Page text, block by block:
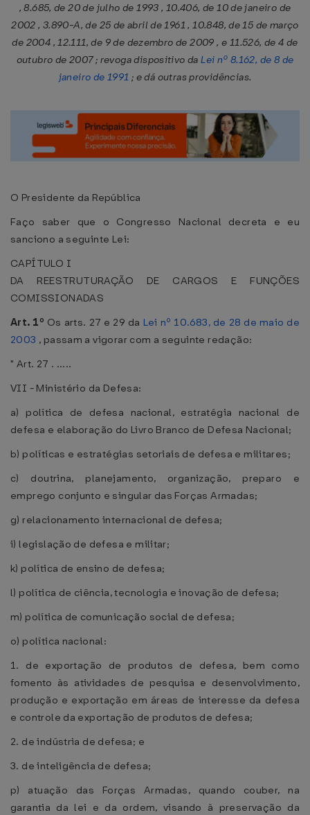
, 8.685, de 20 de julho de 1993 , 10.406, de 10 de janeiro de
2002 , 3.890-A, de 25 de abril de 1961 , 10.848, de 15 de março
de 2004 , 12.111, de 9 de dezembro de 2009 , e 11.526, de 4 de
outubro de 2007 ; revoga dispositivo daLei nº 8.162, de 8 de
janeiro de 1991 ; e dá outras providências.
O Presidente da República
Faço saber que o Congresso Nacional decreta e eu
sanciono a seguinte Lei:
CAPÍTULO I
DA REESTRUTURAÇÃO DE CARGOS E FUNÇÕES
COMISSIONADAS
Art. 1º Os arts. 27 e 29 da Lei nº 10.683, de 28 de maio de
2003 , passam a vigorar com a seguinte redação:
" Art. 27 . .....
VII - Ministério da Defesa:
a) política de defesa nacional, estratégia nacional de
defesa e elaboração do Livro Branco de Defesa Nacional;
b) políticas e estratégias setoriais de defesa e militares;
c) doutrina, planejamento, organização, preparo e
emprego conjunto e singular das Forças Armadas;
g) relacionamento internacional de defesa;
i) legislação de defesa e militar;
k) política de ensino de defesa;
l) política de ciência, tecnologia e inovação de defesa;
m) política de comunicação social de defesa;
o) política nacional:
1. de exportação de produtos de defesa, bem como
fomento às atividades de pesquisa e desenvolvimento,
produção e exportação em áreas de interesse da defesa
e controle da exportação de produtos de defesa;
2. de indústria de defesa; e
3. de inteligência de defesa;
p) atuação das Forças Armadas, quando couber, na
garantia da lei e da ordem, visando à preservação da